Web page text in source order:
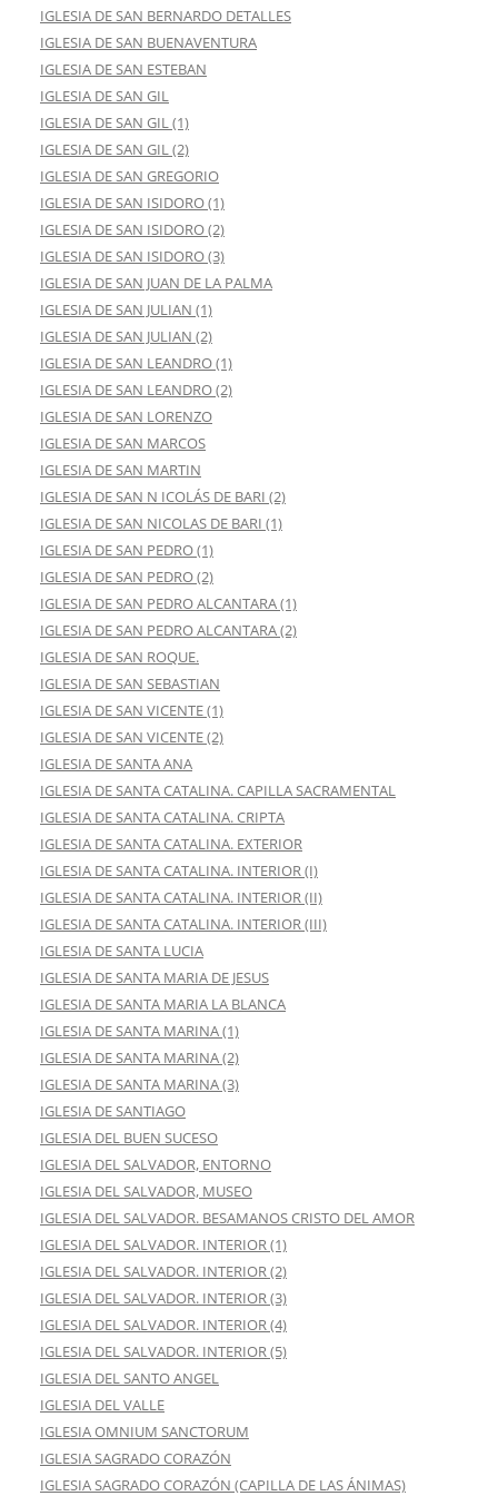
IGLESIA DE SAN BERNARDO DETALLES
IGLESIA DE SAN BUENAVENTURA
IGLESIA DE SAN ESTEBAN
IGLESIA DE SAN GIL
IGLESIA DE SAN GIL (1)
IGLESIA DE SAN GIL (2)
IGLESIA DE SAN GREGORIO
IGLESIA DE SAN ISIDORO (1)
IGLESIA DE SAN ISIDORO (2)
IGLESIA DE SAN ISIDORO (3)
IGLESIA DE SAN JUAN DE LA PALMA
IGLESIA DE SAN JULIAN (1)
IGLESIA DE SAN JULIAN (2)
IGLESIA DE SAN LEANDRO (1)
IGLESIA DE SAN LEANDRO (2)
IGLESIA DE SAN LORENZO
IGLESIA DE SAN MARCOS
IGLESIA DE SAN MARTIN
IGLESIA DE SAN N ICOLÁS DE BARI (2)
IGLESIA DE SAN NICOLAS DE BARI (1)
IGLESIA DE SAN PEDRO (1)
IGLESIA DE SAN PEDRO (2)
IGLESIA DE SAN PEDRO ALCANTARA (1)
IGLESIA DE SAN PEDRO ALCANTARA (2)
IGLESIA DE SAN ROQUE.
IGLESIA DE SAN SEBASTIAN
IGLESIA DE SAN VICENTE (1)
IGLESIA DE SAN VICENTE (2)
IGLESIA DE SANTA ANA
IGLESIA DE SANTA CATALINA. CAPILLA SACRAMENTAL
IGLESIA DE SANTA CATALINA. CRIPTA
IGLESIA DE SANTA CATALINA. EXTERIOR
IGLESIA DE SANTA CATALINA. INTERIOR (I)
IGLESIA DE SANTA CATALINA. INTERIOR (II)
IGLESIA DE SANTA CATALINA. INTERIOR (III)
IGLESIA DE SANTA LUCIA
IGLESIA DE SANTA MARIA DE JESUS
IGLESIA DE SANTA MARIA LA BLANCA
IGLESIA DE SANTA MARINA (1)
IGLESIA DE SANTA MARINA (2)
IGLESIA DE SANTA MARINA (3)
IGLESIA DE SANTIAGO
IGLESIA DEL BUEN SUCESO
IGLESIA DEL SALVADOR, ENTORNO
IGLESIA DEL SALVADOR, MUSEO
IGLESIA DEL SALVADOR. BESAMANOS CRISTO DEL AMOR
IGLESIA DEL SALVADOR. INTERIOR (1)
IGLESIA DEL SALVADOR. INTERIOR (2)
IGLESIA DEL SALVADOR. INTERIOR (3)
IGLESIA DEL SALVADOR. INTERIOR (4)
IGLESIA DEL SALVADOR. INTERIOR (5)
IGLESIA DEL SANTO ANGEL
IGLESIA DEL VALLE
IGLESIA OMNIUM SANCTORUM
IGLESIA SAGRADO CORAZÓN
IGLESIA SAGRADO CORAZÓN (CAPILLA DE LAS ÁNIMAS)